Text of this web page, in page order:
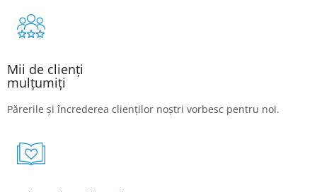
Mii de clienți
mulțumiți
Părerile și încrederea clienților noștri vorbesc pentru noi.